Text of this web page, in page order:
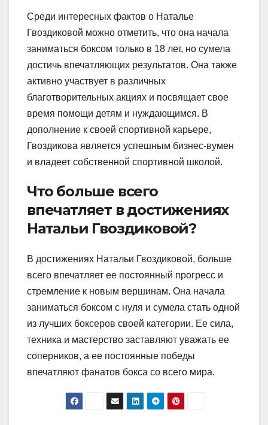
Среди интересных фактов о Наталье
Гвоздиковой можно отметить, что она начала
заниматься боксом только в 18 лет, но сумела
достичь впечатляющих результатов. Она также
активно участвует в различных
благотворительных акциях и посвящает свое
время помощи детям и нуждающимся. В
дополнение к своей спортивной карьере,
Гвоздикова является успешным бизнес-вумен
и владеет собственной спортивной школой.
Что больше всего
впечатляет в достижениях
Натальи Гвоздиковой?
В достижениях Натальи Гвоздиковой, больше
всего впечатляет ее постоянный прогресс и
стремление к новым вершинам. Она начала
заниматься боксом с нуля и сумела стать одной
из лучших боксеров своей категории. Ее сила,
техника и мастерство заставляют уважать ее
соперников, а ее постоянные победы
впечатляют фанатов бокса со всего мира.